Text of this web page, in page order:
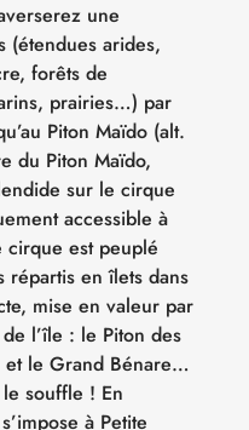
une
(étendues arides,
forêts de
prairies…) par
Piton Maïdo (alt.
du Piton Maïdo,
sur le cirque
accessible à
cirque est peuplé
répartis en îlets dans
mise en valeur par
l’île : le Piton des
le Grand Bénare…
souffle ! En
à Petite